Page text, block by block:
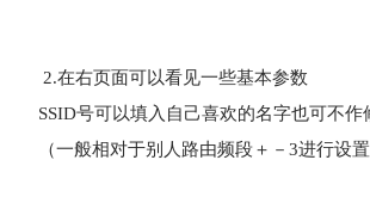
2.在右页面可以看见一些基本参数
SSID号可以填入自己喜欢的名字也可不
（一般相对于别人路由频段＋－3进行设